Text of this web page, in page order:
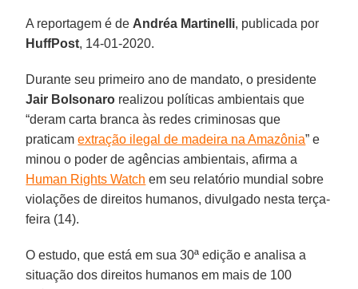
A reportagem é de Andréa Martinelli, publicada por
HuffPost, 14-01-2020.
Durante seu primeiro ano de mandato, o presidente
Jair Bolsonaro realizou políticas ambientais que
“deram carta branca às redes criminosas que
praticamextração ilegal de madeira na Amazônia” e
minou o poder de agências ambientais, afirma a
Human Rights Watch em seu relatório mundial sobre
violações de direitos humanos, divulgado nesta terça-
feira (14).
O estudo, que está em sua 30ª edição e analisa a
situação dos direitos humanos em mais de 100